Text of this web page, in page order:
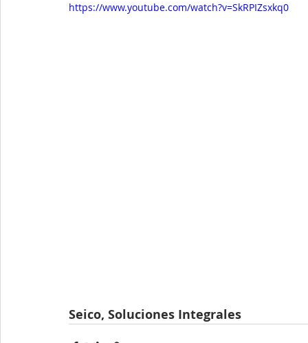
https://www.youtube.com/watch?v=SkRPIZsxkq0
Seico, Soluciones Integrales